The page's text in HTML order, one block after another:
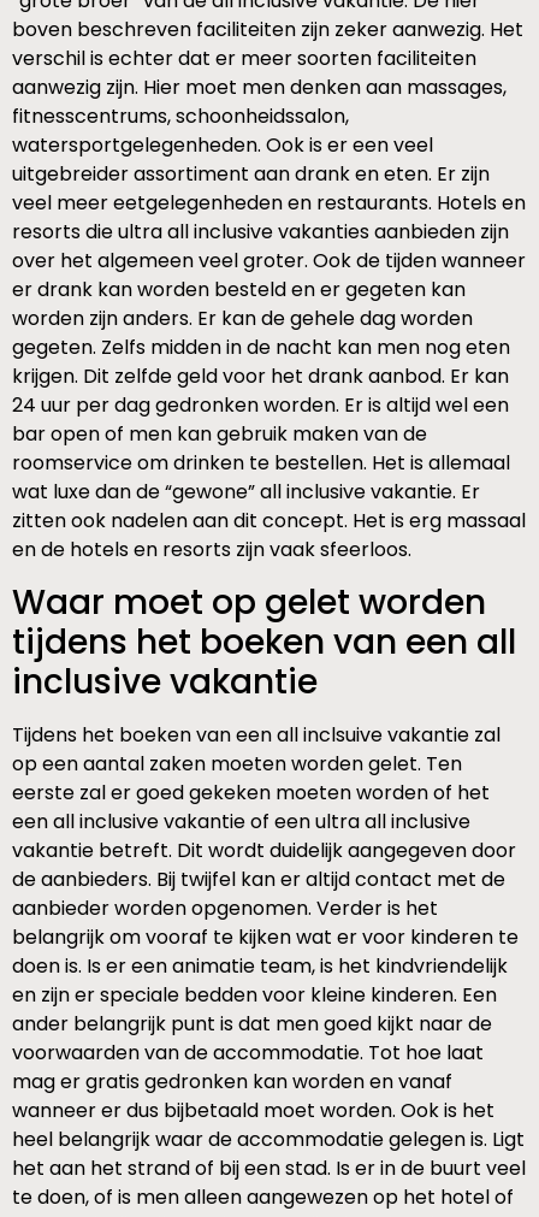
boven beschreven faciliteiten zijn zeker aanwezig. Het
verschil is echter dat er meer soorten faciliteiten
aanwezig zijn. Hier moet men denken aan massages,
fitnesscentrums, schoonheidssalon,
watersportgelegenheden. Ook is er een veel
uitgebreider assortiment aan drank en eten. Er zijn
veel meer eetgelegenheden en restaurants. Hotels en
resorts die ultra all inclusive vakanties aanbieden zijn
over het algemeen veel groter. Ook de tijden wanneer
er drank kan worden besteld en er gegeten kan
worden zijn anders. Er kan de gehele dag worden
gegeten. Zelfs midden in de nacht kan men nog eten
krijgen. Dit zelfde geld voor het drank aanbod. Er kan
24 uur per dag gedronken worden. Er is altijd wel een
bar open of men kan gebruik maken van de
roomservice om drinken te bestellen. Het is allemaal
wat luxe dan de “gewone” all inclusive vakantie. Er
zitten ook nadelen aan dit concept. Het is erg massaal
en de hotels en resorts zijn vaak sfeerloos.
Waar moet op gelet worden
tijdens het boeken van een all
inclusive vakantie
Tijdens het boeken van een all inclsuive vakantie zal
op een aantal zaken moeten worden gelet. Ten
eerste zal er goed gekeken moeten worden of het
een all inclusive vakantie of een ultra all inclusive
vakantie betreft. Dit wordt duidelijk aangegeven door
de aanbieders. Bij twijfel kan er altijd contact met de
aanbieder worden opgenomen. Verder is het
belangrijk om vooraf te kijken wat er voor kinderen te
doen is. Is er een animatie team, is het kindvriendelijk
en zijn er speciale bedden voor kleine kinderen. Een
ander belangrijk punt is dat men goed kijkt naar de
voorwaarden van de accommodatie. Tot hoe laat
mag er gratis gedronken kan worden en vanaf
wanneer er dus bijbetaald moet worden. Ook is het
heel belangrijk waar de accommodatie gelegen is. Ligt
het aan het strand of bij een stad. Is er in de buurt veel
te doen, of is men alleen aangewezen op het hotel of